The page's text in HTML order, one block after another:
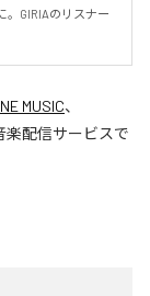
。GIRIAのリスナー
MUSIC、
楽配信サービスで